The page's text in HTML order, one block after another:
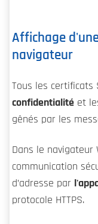
Affichage
navigateur
Tous les certificats
confidentialité et
gênés par les
Dans le navigateur
communication
d’adresse par
protocole HTTPS.